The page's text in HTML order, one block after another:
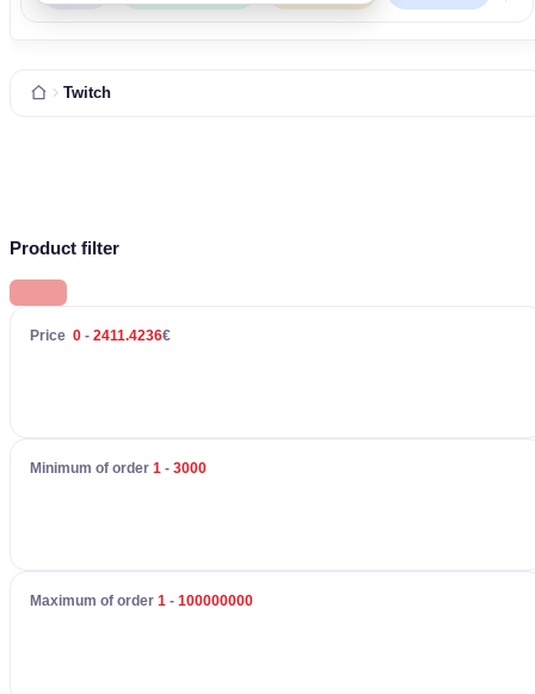
Twitch
Product filter
Price 0 - 2411.4236€
Minimum of order 1 - 3000
Maximum of order 1 - 100000000